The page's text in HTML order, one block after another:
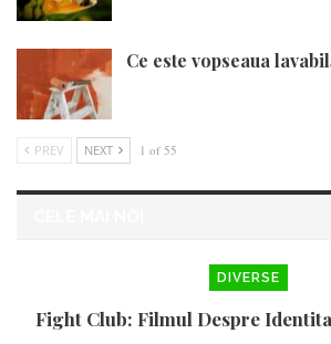
Ce este vopseaua
PREV NEXT 1 of 55
DIVERSE
Fight Club: Filmul Despre